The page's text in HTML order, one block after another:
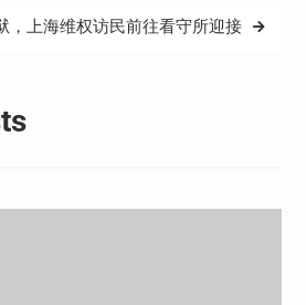
，上海维权访民前往看守所迎接